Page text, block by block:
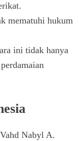
mematuhi hukum
ini tidak hanya
Nabyl A.